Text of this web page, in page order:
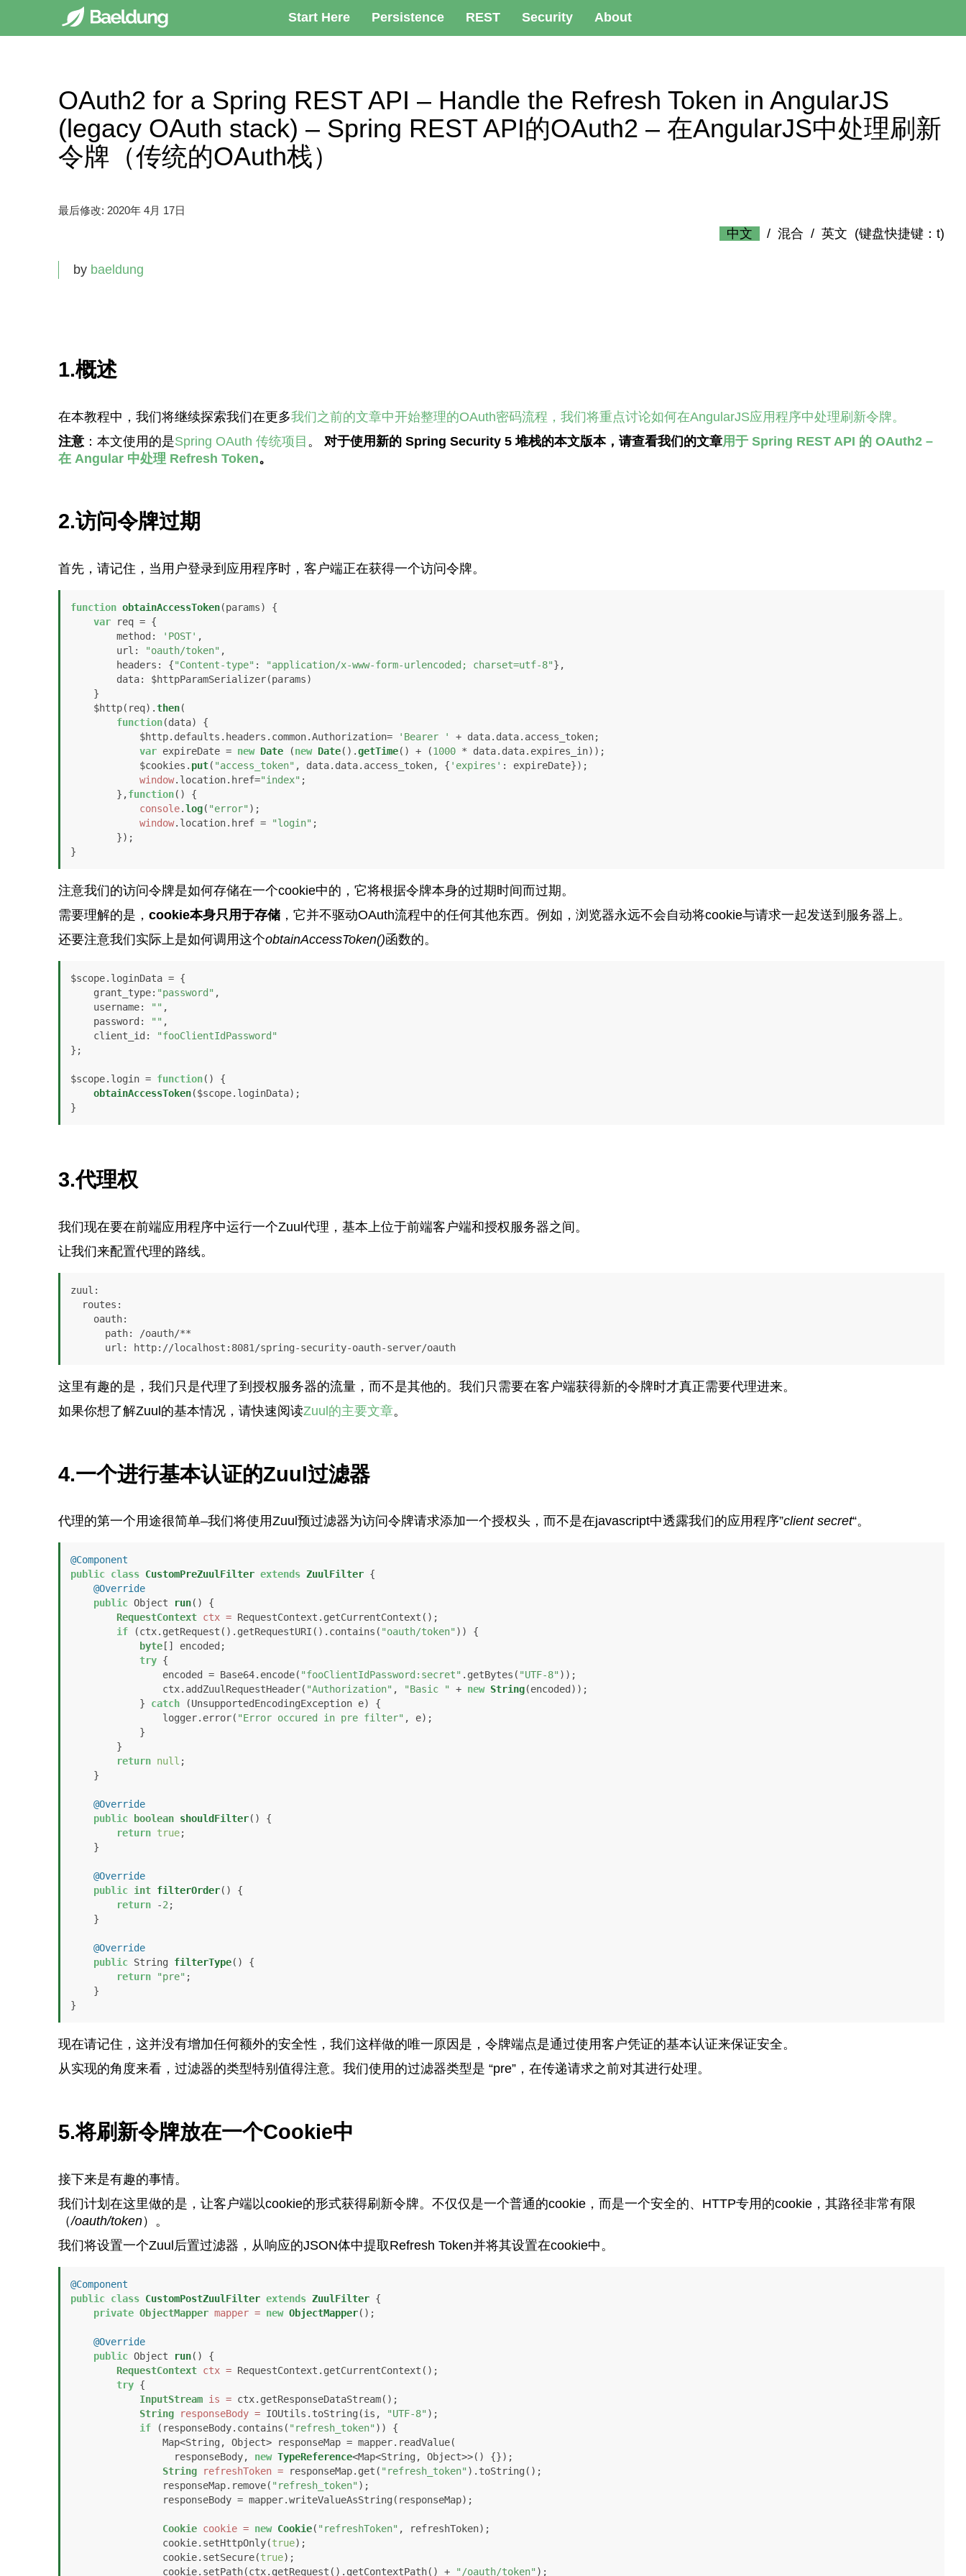
Start Here Persistence REST Security About
OAuth2 for a Spring REST API – Handle the Refresh Token in AngularJS
(legacy OAuth stack) – Spring REST API的OAuth2 – 在AngularJS中处理刷新
令牌（传统的OAuth栈）
最后修改: 2020年 4月 17日
by baeldung
中文 / 混合 / 英文 (键盘快捷键：t)
1.概述
在本教程中，我们将继续探索我们在更多我们之前的文章中开始整理的OAuth密码流程，我们将重点讨论如何在AngularJS应用程序中处理刷新令牌。
注意：本文使用的是Spring OAuth 传统项目 。 对于使用新的 Spring Security 5 堆栈的本文版本，请查看我们的文章用于 Spring REST API 的 OAuth2 –
在 Angular 中处理 Refresh Token。
2.访问令牌过期
首先，请记住，当用户登录到应用程序时，客户端正在获得一个访问令牌。
function obtainAccessToken(params) {
var req = {
method : 'POST' ,
url : "oauth/token" ,
headers : {"Content-type" : "application/x-www-form-urlencoded; charset=utf-8"},
data: $httpParamSerializer(params)
    $http(req).
then(
function(data) {
            $http.
defaults . headers . common.Authorization= 'Bearer ' + data. data. access_token;
var expireDate = new Date (new Date().getTime() + (1000 * data. data. expires_in));
            $cookies.
put( "access_token" , data. data. access_token, { 'expires' : expireDate});
window. location. href="index" ;
        },
function( ) {
console.log( "error" );
window. location. href = "login" ;
}
注意我们的访问令牌是如何存储在一个cookie中的，它将根据令牌本身的过期时间而过期。
需要理解的是， cookie本身只用于存储，它并不驱动OAuth流程中的任何其他东西。例如，浏览器永远不会自动将cookie与请求一起发送到服务器上。
还要注意我们实际上是如何调用这个obtainAccessToken()函数的。
$scope. loginData = {
grant_type: "password" ,
username: "" ,
password : "" ,
client_id :
"fooClientIdPassword"
};
$scope. login = function( ) {
obtainAccessToken($scope. loginData);
}
3.代理权
我们现在要在前端应用程序中运行一个Zuul代理，基本上位于前端客户端和授权服务器之间。
让我们来配置代理的路线。
zuul:
      url: http://localhost:8081/spring-security-oauth-server/oauth
这里有趣的是，我们只是代理了到授权服务器的流量，而不是其他的。我们只需要在客户端获得新的令牌时才真正需要代理进来。
如果你想了解Zuul的基本情况，请快速阅读Zuul的主要文章。
4.一个进行基本认证的Zuul过滤器
代理的第一个用途很简单–我们将使用Zuul预过滤器为访问令牌请求添加一个授权头，而不是在javascript中透露我们的应用程序”client secret“。
@Component
public class CustomPreZuulFilter extends ZuulFilter {
@Override
public Object run()
{
RequestContext ctx = RequestContext.getCurrentContext();
if (ctx.getRequest().getRequestURI().contains( "oauth/token" )) {
byte[] encoded;
try {
                encoded = Base64.encode(
"fooClientIdPassword:secret" .getBytes( "UTF-8" ));
                ctx.addZuulRequestHeader(
"Authorization" , "Basic " + new String(encoded));
            }
catch (UnsupportedEncodingException e) {
                logger.error(
"Error occured in pre filter" , e);
return null ;
@Override
public
boolean shouldFilter()
{
return true;
@Override
public int filterOrder()
{
return -2;
@Override
public String filterType()
{
return
"pre" ;
}
现在请记住，这并没有增加任何额外的安全性，我们这样做的唯一原因是，令牌端点是通过使用客户凭证的基本认证来保证安全。
从实现的角度来看，过滤器的类型特别值得注意。我们使用的过滤器类型是 “pre”，在传递请求之前对其进行处理。
5.将刷新令牌放在一个Cookie中
接下来是有趣的事情。
我们计划在这里做的是，让客户端以cookie的形式获得刷新令牌。不仅仅是一个普通的cookie，而是一个安全的、HTTP专用的cookie，其路径非常有限
（/oauth/token）。
我们将设置一个Zuul后置过滤器，从响应的JSON体中提取Refresh Token并将其设置在cookie中。
@Component
public class CustomPostZuulFilter extends ZuulFilter {
private ObjectMapper mapper = new ObjectMapper();
@Override
public Object run()
{
RequestContext ctx = RequestContext.getCurrentContext();
try {
InputStream is = ctx.getResponseDataStream();
String
responseBody = IOUtils.toString(is, "UTF-8" );
if (responseBody.contains( "refresh_token" )) {
                  responseBody,
new TypeReference<Map<String, Object>>() {});
String
refreshToken = responseMap.get( "refresh_token" ).toString();
                responseMap.remove(
"refresh_token" );
Cookie cookie = new Cookie( "refreshToken" , refreshToken);
                cookie.setHttpOnly(
true);
                cookie.setSecure(
true);
                cookie.setPath(ctx.getRequest().getContextPath() +
"/oauth/token" );